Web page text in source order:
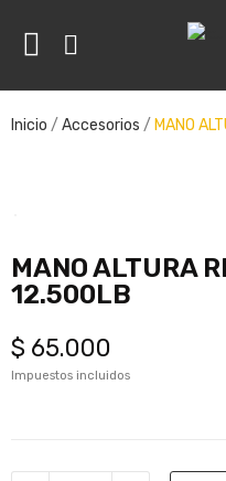
Inicio Accesorios MANO
MANO ALTURA
12.500LB
$ 65.000
Impuestos incluidos